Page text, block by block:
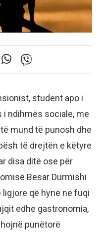
student apo i
ndihmës sociale, me
mund të punosh dhe
të drejtën e këtyre
disa ditë ose për
Besar Durmishi
që hynë në fuqi
edhe gastronomia,
punëtorë